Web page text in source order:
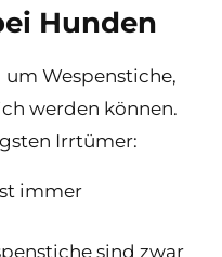
Hunden
Wespenstiche,
werden können.
Irrtümer:
immer
sind zwar